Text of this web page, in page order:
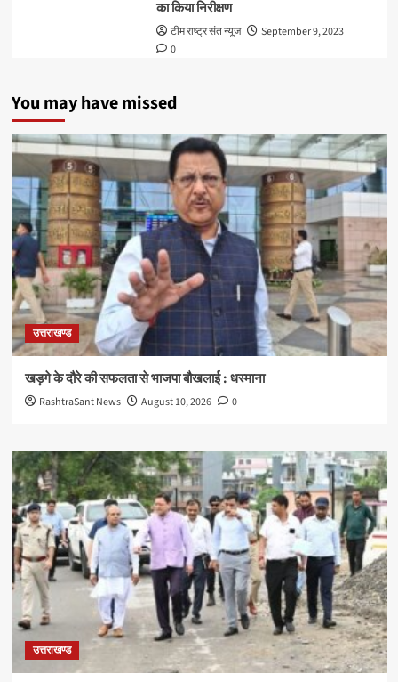
का किया निरीक्षण
टीम राष्ट्र संत न्यूज
September 9, 2023
0
You may have missed
उत्तराखण्ड
खड़गे के दौरे की सफलता से भाजपा बौखलाई : धस्माना
RashtraSant News August 10, 2026 0
उत्तराखण्ड